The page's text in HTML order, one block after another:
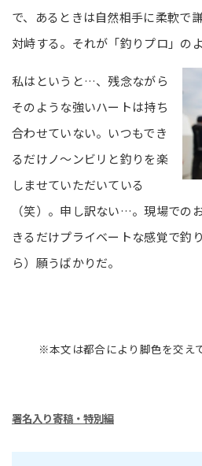
で、あるときは自然相手に柔軟で
対峙する。それが「釣りプロ」のよ
私はというと…、残念ながら
そのような強いハートは持ち
合わせていない。いつもでき
るだけノ～ンビリと釣りを楽
しませていただいている
（笑）。申し訳ない…。現場での
きるだけプライベートな感覚で釣
ら）願うばかりだ。
※本文は都合により脚色を交え
署名入り寄稿・特別編